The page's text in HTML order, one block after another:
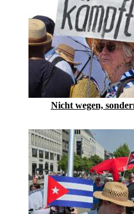
Nicht wegen,